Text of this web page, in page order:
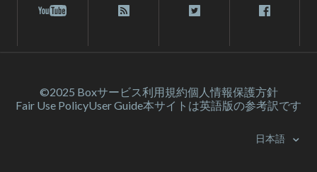
©2025 Boxサービス利⽤規約個人情報保護方針
Fair Use PolicyUser Guide本サイトは英語版の参考訳です
日本語